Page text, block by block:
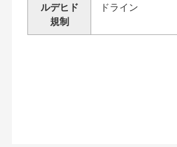
ルデヒド
規制
ドライン